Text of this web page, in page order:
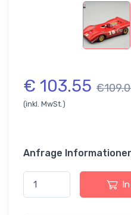
€ 103.55
(inkl. MwSt.)
Anfrage